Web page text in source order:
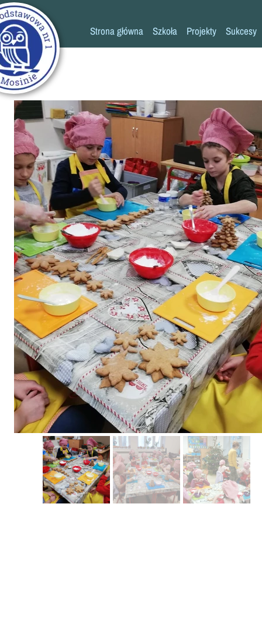
Strona główna Szkoła
Historia szkoły
Pedagog
Pielęgniarka
Rada rodziców
Biblioteka
Stołówka
Świetlica
Kronika
Projekty
Erasmus+ Przez
Erasmus+ Mózgi w
Sukcesy